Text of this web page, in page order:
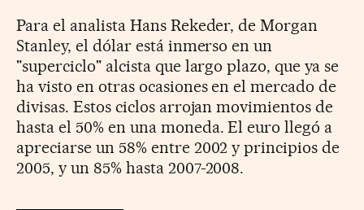
Para el analista Hans Rekeder, de Morgan
Stanley, el dólar está inmerso en un
"superciclo" alcista que largo plazo, que ya se
ha visto en otras ocasiones en el mercado de
divisas. Estos ciclos arrojan movimientos de
hasta el 50% en una moneda. El euro llegó a
apreciarse un 58% entre 2002 y principios de
2005, y un 85% hasta 2007-2008.